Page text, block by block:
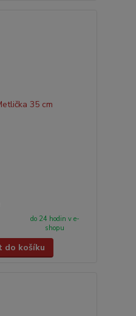
do 24 hodin v e-
shopu
do košíku